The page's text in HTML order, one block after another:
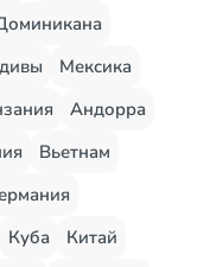
Мексика
Андорра
Вьетнам
Куба
Китай